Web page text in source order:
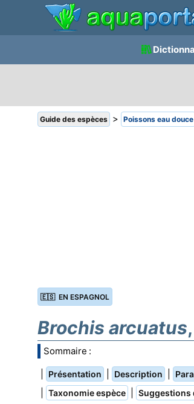
Guide des espèces > Poissons eau douce
🇪🇸 EN ESPAGNOL
Brochis arcuatus,
Sommaire :
Présentation Description
Taxonomie espèce Suggestions